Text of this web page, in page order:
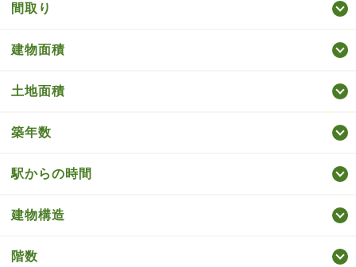
間取り
建物面積
土地面積
築年数
駅からの時間
建物構造
階数